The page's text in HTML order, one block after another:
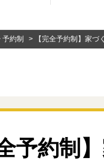
予約制 > 【完全予約制】家
全予約制